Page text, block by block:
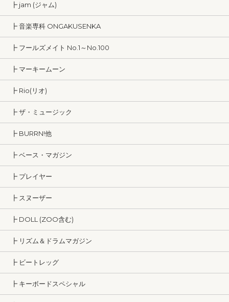
┣ jam (ジャム)
┣ 音楽専科 ONGAKUSENKA
┣ フールズメイト No.1～No.100
┣ マーキームーン
┣ Rio(リオ)
┣ ザ・ミュージック
┣ BURRN!他
┣ ベース・マガジン
┣ プレイヤー
┣ スヌーザー
┣ DOLL (ZOO含む)
┣ リズム＆ドラムマガジン
┣ ビートレッグ
┣ キーボードスペシャル